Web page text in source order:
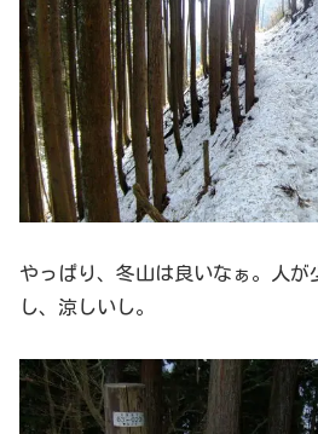
やっぱり、冬山は良いなぁ。人が
し、涼しいし。